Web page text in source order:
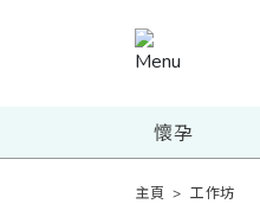
懷孕
主頁 >工作坊